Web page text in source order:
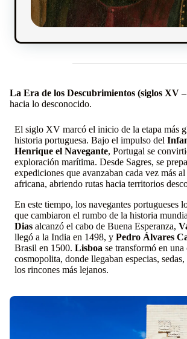
La Era de los Descubrimientos (siglos XV
hacia lo desconocido.
El siglo XV marcó el inicio de la etapa más
historia portuguesa. Bajo el impulso del
Henrique el Navegante, Portugal se
exploración marítima. Desde Sagres, se
expediciones que avanzaban cada vez más
africana, abriendo rutas hacia territorios
En este tiempo, los navegantes portugueses
que cambiaron el rumbo de la historia
Dias alcanzó el cabo de Buena Esperanza,
llegó a la India en 1498, y Pedro Álvares
Brasil en 1500. Lisboa se transformó en una
cosmopolita, donde llegaban especias,
los rincones más lejanos.